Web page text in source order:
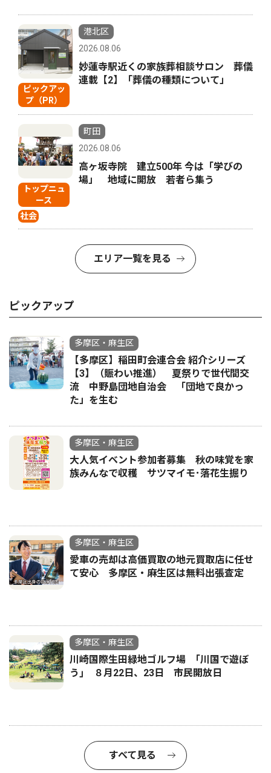
ピックアッ
プ（PR）
港北区
2026.08.06
妙蓮寺駅近くの家族葬相談サロン 葬儀
連載【2】「葬儀の種類について」
トップニュ
ース
社会
町田
2026.08.06
高ヶ坂寺院 建立500年 今は「学びの
場」 地域に開放 若者ら集う
エリア一覧を見る
ピックアップ
多摩区・麻生区
【多摩区】稲田町会連合会 紹介シリーズ
【3】（賑わい推進） 夏祭りで世代間交
流 中野島団地自治会 「団地で良かっ
た」を生む
多摩区・麻生区
大人気イベント参加者募集 秋の味覚を家
族みんなで収穫 サツマイモ･落花生掘り
多摩区・麻生区
愛車の売却は高価買取の地元買取店に任せ
て安心 多摩区・麻生区は無料出張査定
多摩区・麻生区
川崎国際生田緑地ゴルフ場 ｢川国で遊ぼ
う｣ ８月22日、23日 市民開放日
すべて見る